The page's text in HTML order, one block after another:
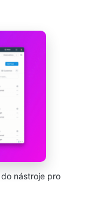
nástroje pro